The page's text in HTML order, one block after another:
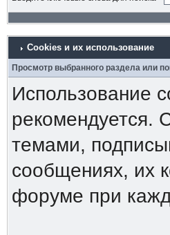
Cookies и их использование
Просмотр выбранного раздела или
Использование
рекомендуется.
темами,
сообщениях, их
форуме при